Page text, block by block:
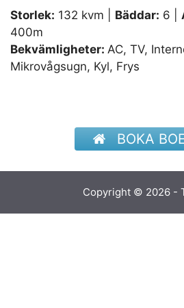
Storlek: 132 kvm | Bäddar: 6 |
400m
Bekvämligheter: AC, TV,
Mikrovågsugn, Kyl, Frys
BOKA
Copyright © 2026 -